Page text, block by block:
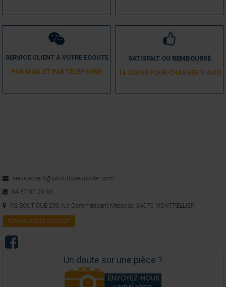
SERVICE CLIENT À VOTRE ECOUTE
PAR MAIL ET PAR TÉLÉPHONE
SATISFAIT OU REMBOURSÉ
14 JOURS POUR CHANGER D´AVIS
serviceclient@laboutiqueduvolet.com
04 67 07 29 85
RS BOUTIQUE 290 rue Commandant Massoud 34070 MONTPELLIER
FORMULAIRE DE CONTACT
Un doute sur une pièce ?